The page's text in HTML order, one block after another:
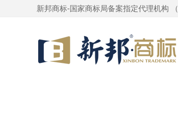
新邦商标-国家商标局备案指定代理机构 （